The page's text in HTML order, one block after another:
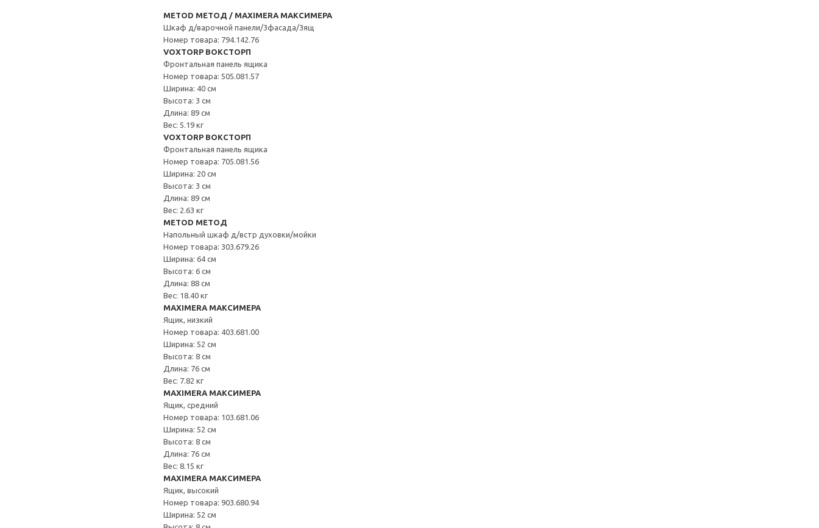
METOD МЕТОД / MAXIMERA МАКСИМЕРА
Шкаф д/варочной панели/3фасада/3ящ
Номер товара: 794.142.76
VOXTORP ВОКСТОРП
Фронтальная панель ящика
Номер товара: 505.081.57
Ширина: 40 см
Высота: 3 см
Длина: 89 см
Вес: 5.19 кг
VOXTORP ВОКСТОРП
Фронтальная панель ящика
Номер товара: 705.081.56
Ширина: 20 см
Высота: 3 см
Длина: 89 см
Вес: 2.63 кг
METOD МЕТОД
Напольный шкаф д/встр духовки/мойки
Номер товара: 303.679.26
Ширина: 64 см
Высота: 6 см
Длина: 88 см
Вес: 18.40 кг
MAXIMERA МАКСИМЕРА
Ящик, низкий
Номер товара: 403.681.00
Ширина: 52 см
Высота: 8 см
Длина: 76 см
Вес: 7.82 кг
MAXIMERA МАКСИМЕРА
Ящик, средний
Номер товара: 103.681.06
Ширина: 52 см
Высота: 8 см
Длина: 76 см
Вес: 8.15 кг
MAXIMERA МАКСИМЕРА
Ящик, высокий
Номер товара: 903.680.94
Ширина: 52 см